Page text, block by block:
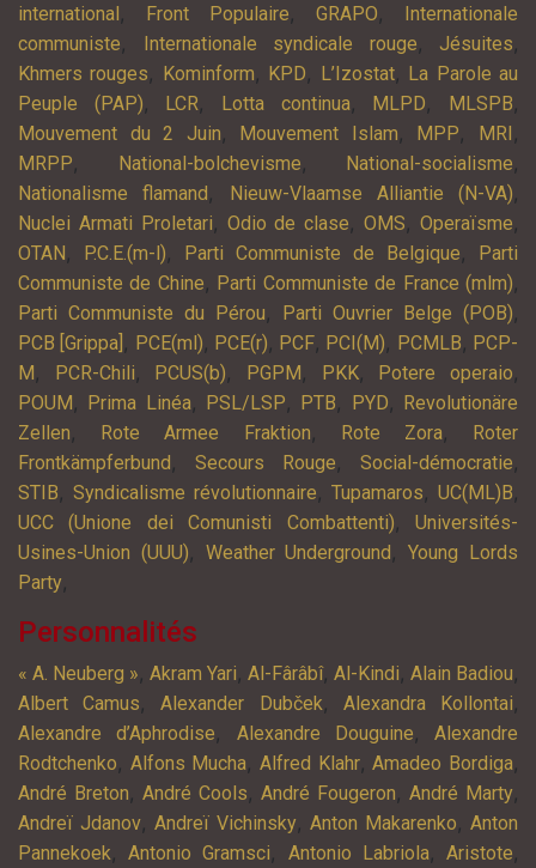
international , Front Populaire, GRAPO,
Internationale
communiste, Internationale syndicale rouge, Jésuites,
Khmers rouges, Kominform, KPD, L’Izostat, La Parole au
Peuple (PAP), LCR, Lotta continua, MLPD, MLSPB,
Mouvement du 2 Juin, Mouvement Islam, MPP, MRI ,
MRPP, National-bolchevisme, National-socialisme,
Nationalisme flamand , Nieuw-Vlaamse Alliantie (N-VA),
Nuclei Armati Proletari, Odio de clase,OMS,Operaïsme,
OTAN , P.C.E.(m-l), Parti Communiste de Belgique,
Parti
Communiste de Chine, Parti Communiste de France (mlm),
Parti Communiste du Pérou, Parti Ouvrier Belge (POB),
PCB [Grippa] , PCE(ml), PCE(r), PCF, PCI(M), PCMLB, PCP-
M , PCR-Chili, PCUS(b), PGPM , PKK, Potere operaio,
POUM , Prima Linéa, PSL/LSP, PTB, PYD,
Revolutionäre
Zellen, Rote Armee Fraktion, Rote Zora,
Roter
Frontkämpferbund , Secours Rouge, Social-démocratie,
STIB, Syndicalisme révolutionnaire, Tupamaros, UC(ML)B,
UCC (Unione dei Comunisti Combattenti),Universités-
Usines-Union (UUU), Weather Underground ,Young Lords
Party,
Personnalités
« A. Neuberg », Akram Yari, Al-Fârâbî, Al-Kindi, Alain Badiou,
Albert Camus,Alexander Dubček, Alexandra Kollontai,
Alexandre d’Aphrodise, Alexandre Douguine, Alexandre
Rodtchenko, Alfons Mucha,Alfred Klahr,Amadeo Bordiga,
André Breton, André Cools, André Fougeron, André Marty,
Andreï Jdanov, Andreï Vichinsky, Anton Makarenko, Anton
Pannekoek,Antonio Gramsci, Antonio Labriola,Aristote,